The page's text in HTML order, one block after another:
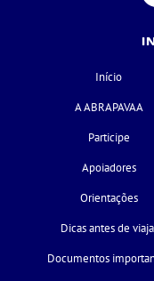
Início
A ABRAPAVAA
Participe
Apoiadores
Orientações
Dicas antes de
Documentos